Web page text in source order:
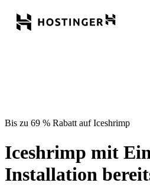
Bis zu 69 % Rabatt auf Iceshrimp
Iceshrimp mit
Installation